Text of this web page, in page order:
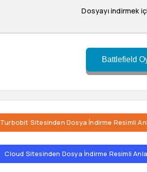
Dosyayı indirmek
Battlefield
Turbobit Sitesinden Dosya İndirme Resimli
Cloud Sitesinden Dosya İndirme Resimli